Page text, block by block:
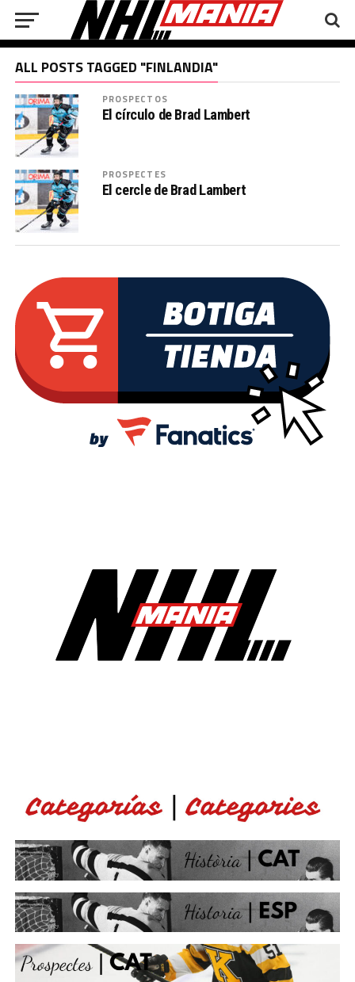
ALL POSTS TAGGED "FINLANDIA"
PROSPECTOS
El círculo de Brad Lambert
PROSPECTES
El cercle de Brad Lambert